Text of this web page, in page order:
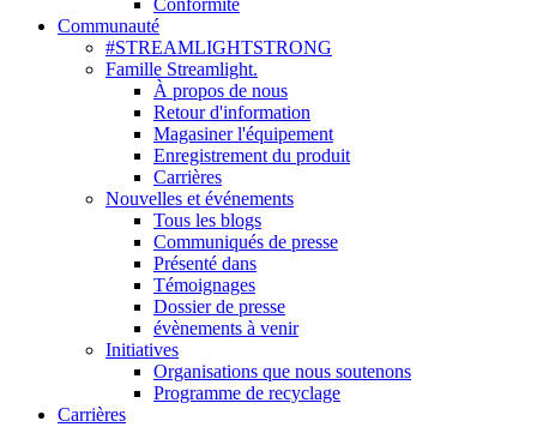
Conformité
Communauté
#STREAMLIGHTSTRONG
Famille Streamlight.
À propos de nous
Retour d'information
Magasiner l'équipement
Enregistrement du produit
Carrières
Nouvelles et événements
Tous les blogs
Communiqués de presse
Présenté dans
Témoignages
Dossier de presse
évènements à venir
Initiatives
Organisations que nous soutenons
Programme de recyclage
Carrières